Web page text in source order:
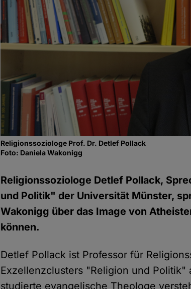
Religionssoziologe Prof. Dr. Detlef Pollack
Foto: Daniela Wakonigg
Religionssoziologe Detlef Pollack,
und Politik" der Universität Münster,
Wakonigg über das Image von
können.
Detlef Pollack ist Professor für
Exzellenzclusters "Religion und Politik"
studierte evangelische Theologe